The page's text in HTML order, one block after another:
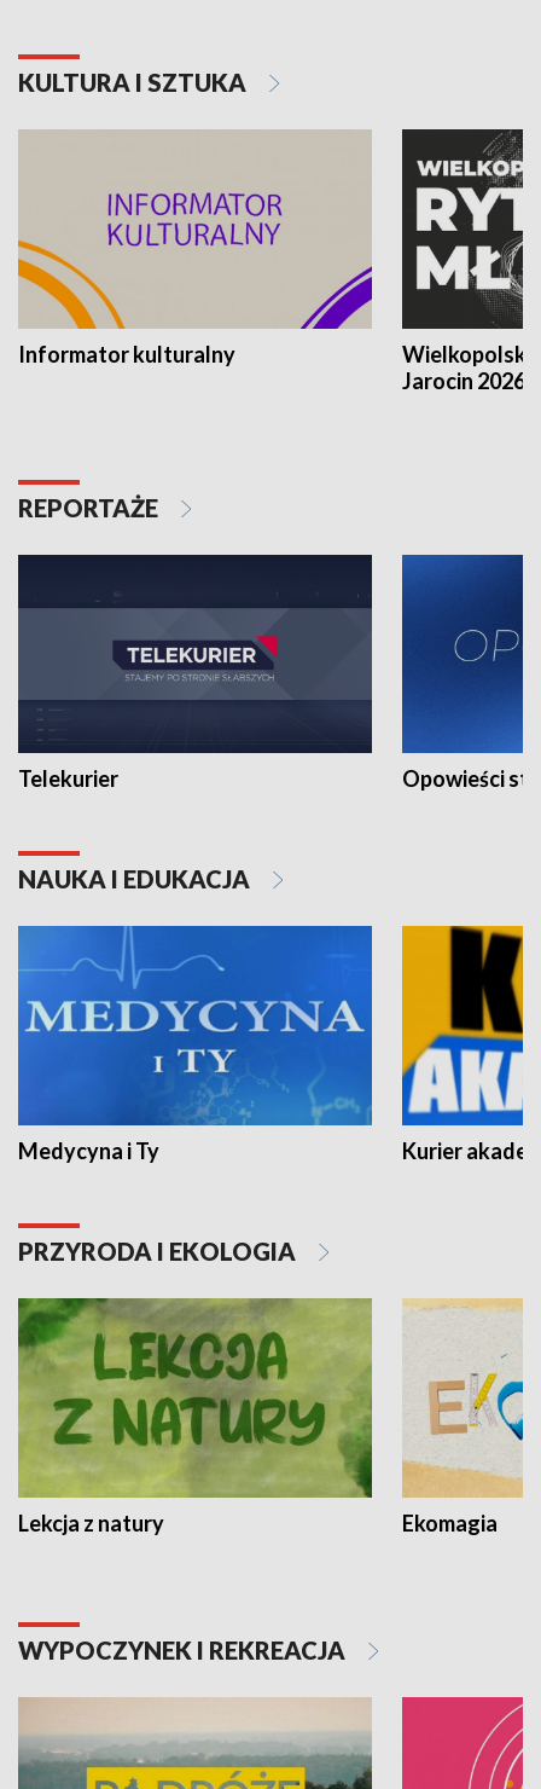
KULTURA I SZTUKA
Informator kulturalny
Jarocin 2026
REPORTAŻE
Telekurier Opowieści
NAUKA I EDUKACJA
Medycyna i Ty Kurier
PRZYRODA I EKOLOGIA
Lekcja z natury Ekomagia
WYPOCZYNEK I REKREACJA